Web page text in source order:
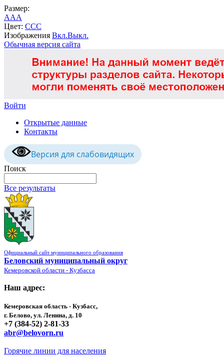
Размер:
AAA
Цвет: CCC
Изображения Вкл.Выкл.
Обычная версия сайта
Войти
Открытые данные
Контакты
Версия для слабовидящих
Поиск
Все результаты
Официальный сайт муниципального образования
Беловский муниципальный округ
Кемеровской области - Кузбасса
Наш адрес:
Кемеровская область - Кузбасс,
г. Белово, ул. Ленина, д. 10
+7 (384-52) 2-81-33
abr@belovorn.ru
Горячие линии для населения